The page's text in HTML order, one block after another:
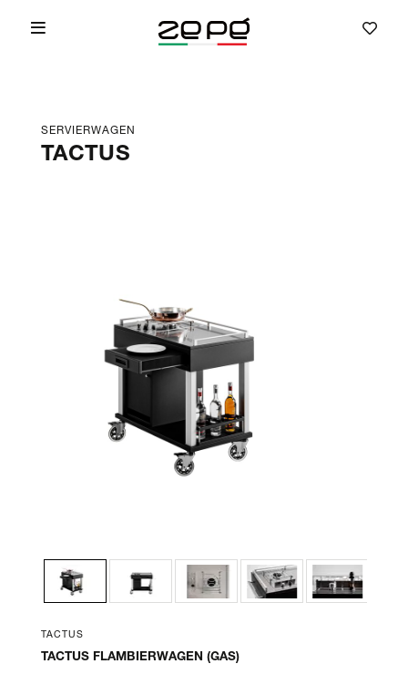
SERVIERWAGEN
TACTUS
TACTUS
TACTUS FLAMBIERWAGEN (GAS)